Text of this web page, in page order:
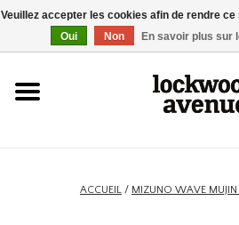
ACCUEIL
ACCUEIL / MIZUNO WAVE
Veuillez accepter les cookies afin de rendre
Oui
Non En savoir plus sur